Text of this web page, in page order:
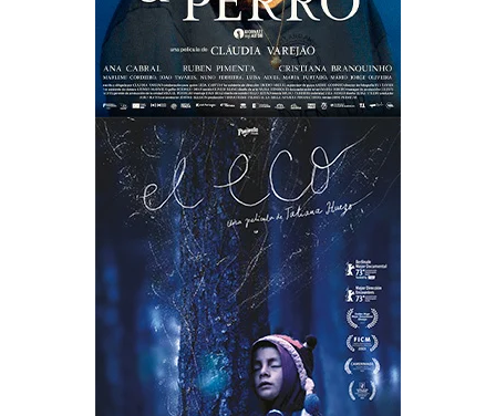
EL ECO